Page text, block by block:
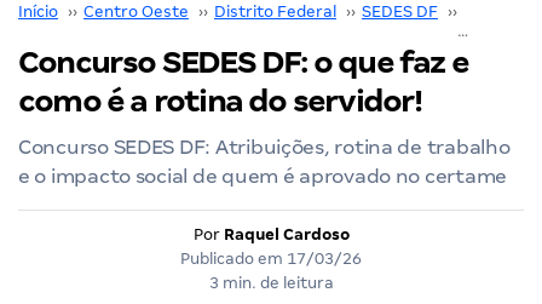
Início ›› Centro Oeste ›› Distrito Federal ›› SEDES DF ››
Concurso SEDES DF: o que faz e
como é a rotina do servidor!
Concurso SEDES DF: Atribuições, rotina de trabalho
e o impacto social de quem é aprovado no certame
Por Raquel Cardoso
Publicado em 17/03/26
3 min. de leitura